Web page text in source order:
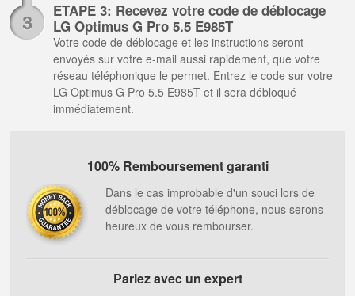
ETAPE 3: Recevez votre code de déblocage
LG Optimus G Pro 5.5 E985T
Votre code de déblocage et les instructions seront
envoyés sur votre e-mail aussi rapidement, que votre
réseau téléphonique le permet. Entrez le code sur votre
LG Optimus G Pro 5.5 E985T et il sera débloqué
immédiatement.
100% Remboursement garanti
Dans le cas improbable d'un souci lors de
déblocage de votre téléphone, nous serons
heureux de vous rembourser.
Parlez avec un expert